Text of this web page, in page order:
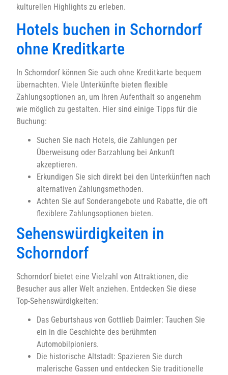
kulturellen Highlights zu erleben.
Hotels buchen in Schorndorf
ohne Kreditkarte
In Schorndorf können Sie auch ohne Kreditkarte bequem
übernachten. Viele Unterkünfte bieten flexible
Zahlungsoptionen an, um Ihren Aufenthalt so angenehm
wie möglich zu gestalten. Hier sind einige Tipps für die
Buchung:
Suchen Sie nach Hotels, die Zahlungen per
Überweisung oder Barzahlung bei Ankunft
akzeptieren.
Erkundigen Sie sich direkt bei den Unterkünften nach
alternativen Zahlungsmethoden.
Achten Sie auf Sonderangebote und Rabatte, die oft
flexiblere Zahlungsoptionen bieten.
Sehenswürdigkeiten in
Schorndorf
Schorndorf bietet eine Vielzahl von Attraktionen, die
Besucher aus aller Welt anziehen. Entdecken Sie diese
Top-Sehenswürdigkeiten:
Das Geburtshaus von Gottlieb Daimler: Tauchen Sie
ein in die Geschichte des berühmten
Automobilpioniers.
Die historische Altstadt: Spazieren Sie durch
malerische Gassen und entdecken Sie traditionelle